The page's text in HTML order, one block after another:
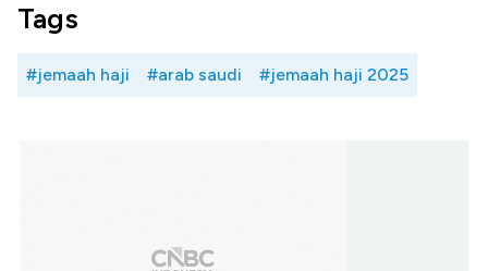
Tags
#jemaah haji #arab saudi #jemaah haji 2025